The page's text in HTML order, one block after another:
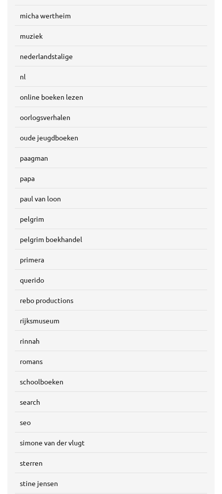
micha wertheim
muziek
nederlandstalige
nl
online boeken lezen
oorlogsverhalen
oude jeugdboeken
paagman
papa
paul van loon
pelgrim
pelgrim boekhandel
primera
querido
rebo productions
rijksmuseum
rinnah
romans
schoolboeken
search
seo
simone van der vlugt
sterren
stine jensen